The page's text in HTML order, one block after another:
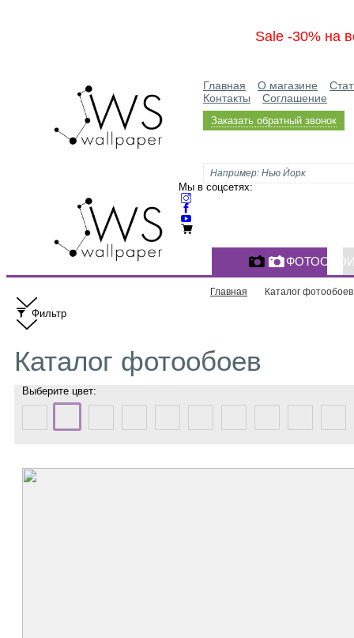
Sale -30% на
Главная О магазине
Контакты
Соглашение
Заказать обратный звонок
Мы в соцсетях:
Главная Каталог фотообоев
Фильтр
Каталог фотообоев
Выберите цвет: